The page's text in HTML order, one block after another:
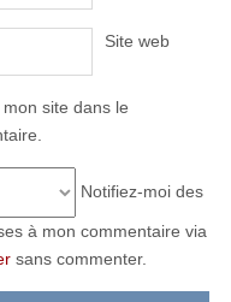
Site web
site dans le
Notifiez-moi des
à mon commentaire via
sans commenter.